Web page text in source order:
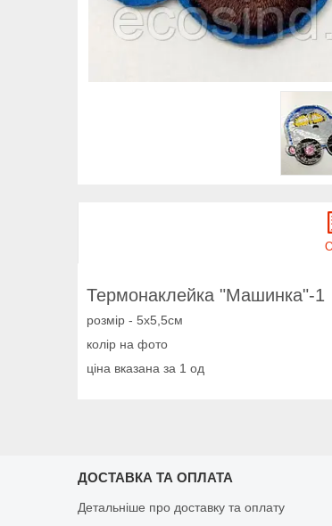
Термонаклейка "Машинка"-1
розмір - 5х5,5см
колір на фото
ціна вказана за 1 од
ДОСТАВКА ТА ОПЛАТА
Детальніше про доставку та оплату